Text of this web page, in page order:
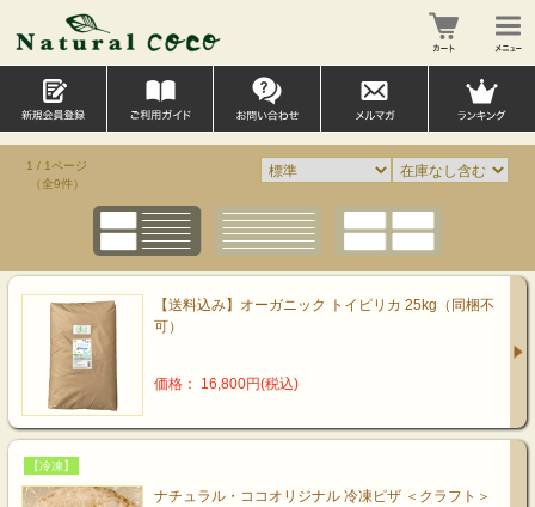
1 / 1ページ
（全9件）
【送料込み】オーガニック トイピリカ 25kg（同梱不
可）
価格： 16,800円(税込)
【冷凍】
ナチュラル・ココオリジナル 冷凍ピザ ＜クラフト＞